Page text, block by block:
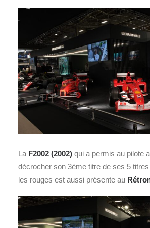
La F2002 (2002) qui a permis au pilote
décrocher son 3ème titre de ses 5
les rouges est aussi présente au